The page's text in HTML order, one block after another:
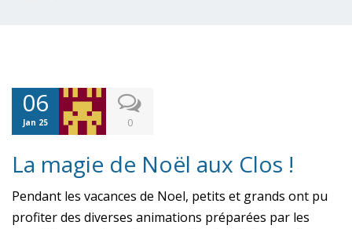
06
Jan 25 0
La magie de Noël aux Clos !
Pendant les vacances de Noel, petits et grands ont pu
profiter des diverses animations préparées par les